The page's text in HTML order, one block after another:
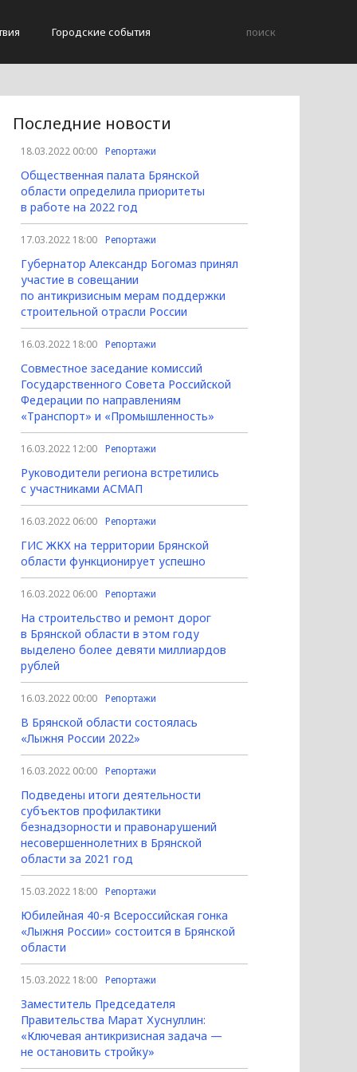
Городские события
Последние новости
18.03.2022 00:00 Репортажи
Общественная палата Брянской
области определила приоритеты
в работе на 2022 год
17.03.2022 18:00 Репортажи
Губернатор Александр Богомаз принял
участие в совещании
по антикризисным мерам поддержки
строительной отрасли России
16.03.2022 18:00 Репортажи
Совместное заседание комиссий
Государственного Совета Российской
Федерации по направлениям
«Транспорт» и «Промышленность»
16.03.2022 12:00 Репортажи
Руководители региона встретились
с участниками АСМАП
16.03.2022 06:00 Репортажи
ГИС ЖКХ на территории Брянской
области функционирует успешно
16.03.2022 06:00 Репортажи
На строительство и ремонт дорог
в Брянской области в этом году
выделено более девяти миллиардов
рублей
16.03.2022 00:00 Репортажи
В Брянской области состоялась
«Лыжня России 2022»
16.03.2022 00:00 Репортажи
Подведены итоги деятельности
субъектов профилактики
безнадзорности и правонарушений
несовершеннолетних в Брянской
области за 2021 год
15.03.2022 18:00 Репортажи
Юбилейная 40-я Всероссийская гонка
«Лыжня России» состоится в Брянской
области
15.03.2022 18:00 Репортажи
Заместитель Председателя
Правительства Марат Хуснуллин:
«Ключевая антикризисная задача —
не остановить стройку»